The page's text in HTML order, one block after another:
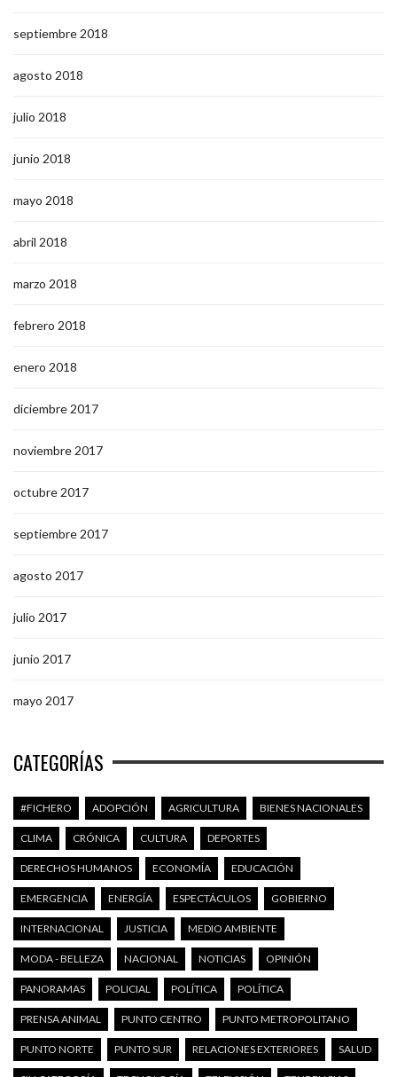
septiembre 2018
agosto 2018
julio 2018
junio 2018
mayo 2018
abril 2018
marzo 2018
febrero 2018
enero 2018
diciembre 2017
noviembre 2017
octubre 2017
septiembre 2017
agosto 2017
julio 2017
junio 2017
mayo 2017
CATEGORÍAS
#FICHERO ADOPCIÓN AGRICULTURA BIENES NACIONALES
CLIMA CRÓNICA CULTURA DEPORTES
DERECHOS HUMANOS ECONOMÍA EDUCACIÓN
EMERGENCIA ENERGÍA ESPECTÁCULOS GOBIERNO
INTERNACIONAL JUSTICIA MEDIO AMBIENTE
MODA - BELLEZA NACIONAL NOTICIAS OPINIÓN
PANORAMAS POLICIAL POLÍTICA POLÍTICA
PRENSA ANIMAL PUNTO CENTRO PUNTO METROPOLITANO
PUNTO NORTE PUNTO SUR RELACIONES EXTERIORES SALUD